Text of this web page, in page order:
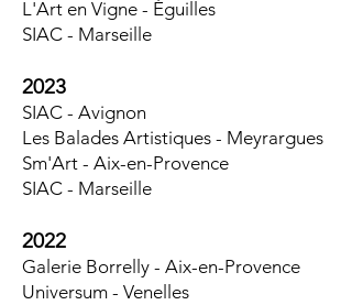
L'Art en Vigne - Éguilles
SIAC - Marseille
2023
SIAC - Avignon
Les Balades Artistiques - Meyrargues
Sm'Art - Aix-en-Provence
SIAC - Marseille
2022
Galerie Borrelly - Aix-en-Provence
Universum - Venelles